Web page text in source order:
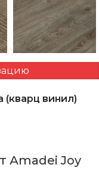
(кварц винил)
Аmadei Joy